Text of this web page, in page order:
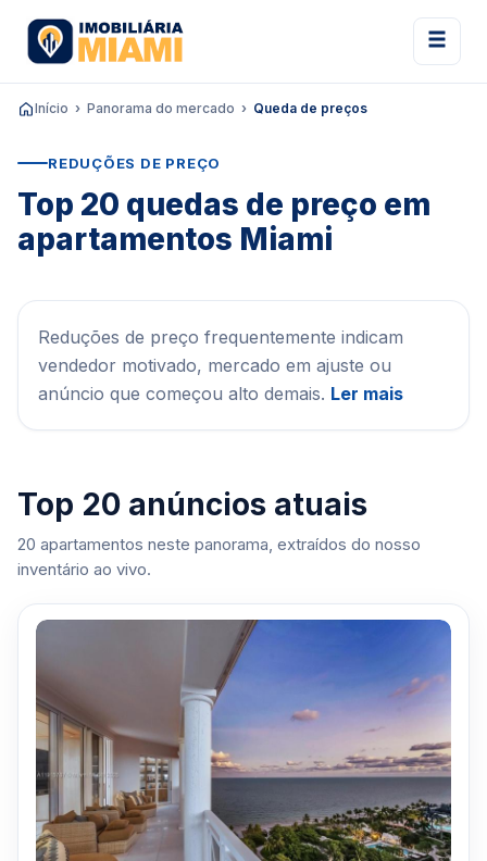
Início Panorama do mercado Queda de preços
REDUÇÕES DE PREÇO
Top 20 quedas de preço em
apartamentos Miami
Reduções de preço frequentemente indicam
vendedor motivado, mercado em ajuste ou
anúncio que começou alto demais. Ler mais
Top 20 anúncios atuais
20 apartamentos neste panorama, extraídos do nosso
inventário ao vivo.